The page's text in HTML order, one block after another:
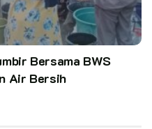
Bersama BWS
Air Bersih